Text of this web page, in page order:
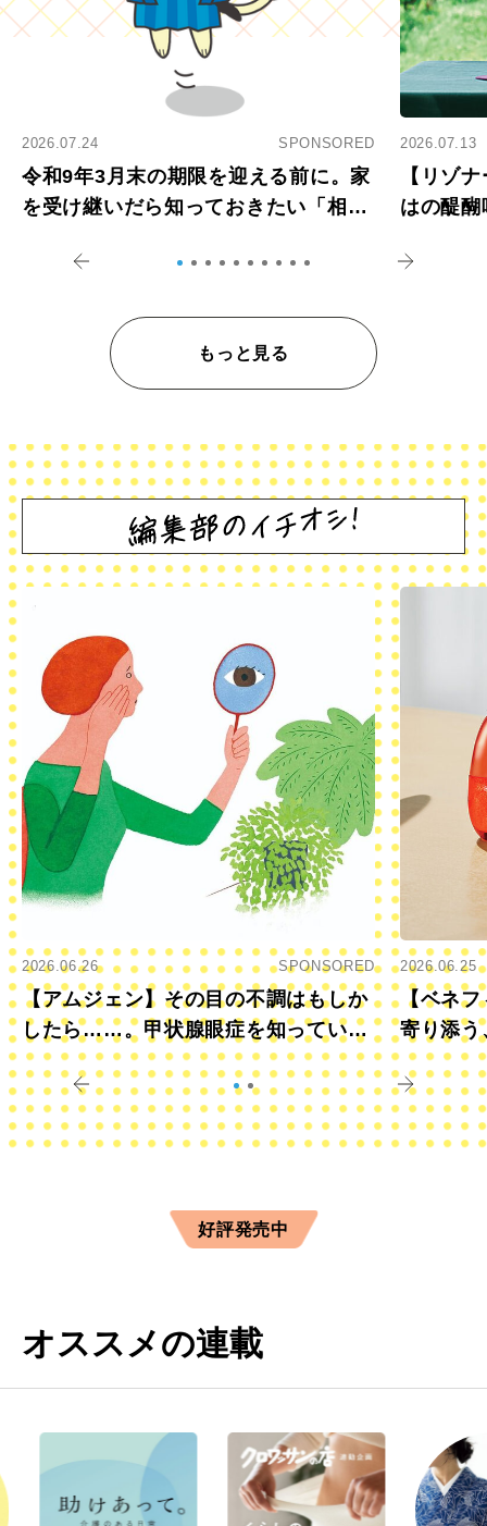
2026.07.24 SPONSORED
令和9年3月末の期限を迎える前に。家
を受け継いだら知っておきたい「相続
2026.07.13
【リゾ
はの醍
もっと見る
2026.06.26 SPONSORED
【アムジェン】その目の不調はもしか
したら……。甲状腺眼症を知っていま
すか？
2026.06.25
【ベネフ
寄り添う
きに
好評発売中
オススメの連載